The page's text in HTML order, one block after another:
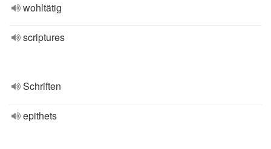
wohltätig
scriptures
Schriften
epithets